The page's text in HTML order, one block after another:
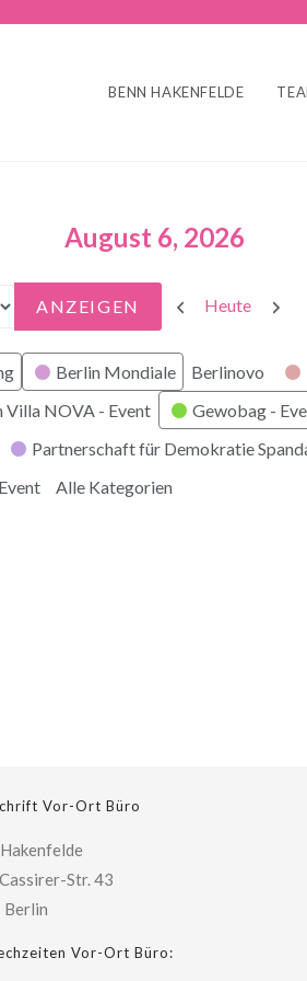
BENN HAKENFELDE
August 6, 2026
Zurück
Heute Weiter
Berlin Mondiale Berlinovo
Villa NOVA - Event Gewobag -
Partnerschaft für Demokratie
Alle Kategorien
Vor-Ort Büro
Str. 43
Berlin
Vor-Ort Büro: